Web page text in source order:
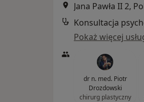
Jana Pawła II 2,
Konsultacja
Pokaż więcej
dr n. med. Piotr
Drozdowski
chirurg plastyczny